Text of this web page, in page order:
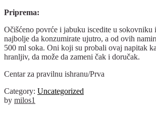
Priprema:
Očišćeno povrće i jabuku iscedite u sokovniku
najbolje da konzumirate ujutro, a od ovih
500 ml soka. Oni koji su probali ovaj napitak
hranljiv, da može da zameni čak i doručak.
Centar za pravilnu ishranu/Prva
Category: Uncategorized
by milos1